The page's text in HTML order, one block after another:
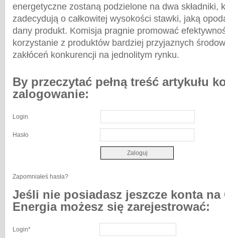
energetyczne zostaną podzielone na dwa składniki,
zadecydują o całkowitej wysokości stawki, jaką
dany produkt. Komisja pragnie promować
korzystanie z produktów bardziej przyjaznych
zakłóceń konkurencji na jednolitym rynku.
By przeczytać pełną treść artykułu
zalogowanie:
Login
Hasło
Zapomniałeś hasła?
Jeśli nie posiadasz jeszcze konta na
Energia możesz się zarejestrować:
Login*